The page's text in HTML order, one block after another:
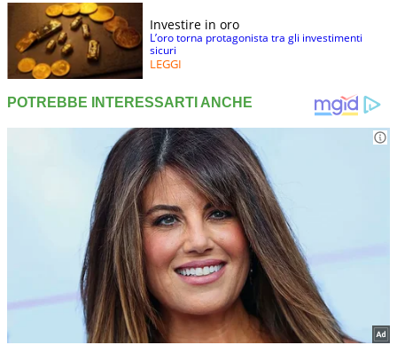
Investire in oro
L’oro torna protagonista tra gli investimenti
sicuri
LEGGI